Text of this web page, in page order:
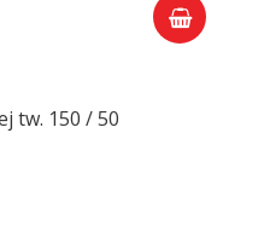
tw. 150 / 50